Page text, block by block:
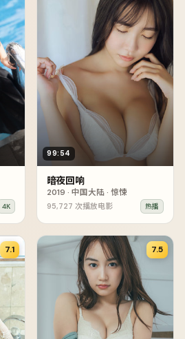
4K
99:54
暗夜回响
2019 · 中国大陆· 惊悚
95,727 次播放电影 热播
7.1 7.5